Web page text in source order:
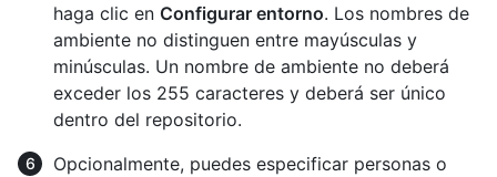
haga clic en Configurar entorno. Los nombres de
ambiente no distinguen entre mayúsculas y
minúsculas. Un nombre de ambiente no deberá
exceder los 255 caracteres y deberá ser único
dentro del repositorio.
Opcionalmente, puedes especificar personas o